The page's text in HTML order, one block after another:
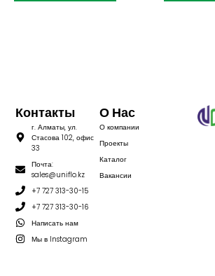
О Нас
О компании
Проекты
Каталог
Вакансии
Контакты
г. Алматы, ул.
Стасова 102, офис
33
Почта:
sales@uniflo.kz
+7 727 313-30-15
+7 727 313-30-16
Написать нам
Мы в Instagram